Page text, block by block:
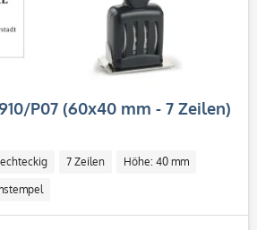
P07 (60x40 mm - 7 Zeilen)
7 Zeilen Höhe: 40 mm